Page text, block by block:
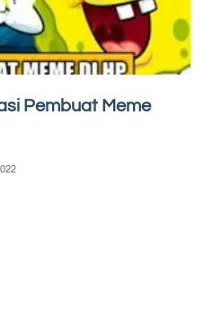
Pembuat Meme